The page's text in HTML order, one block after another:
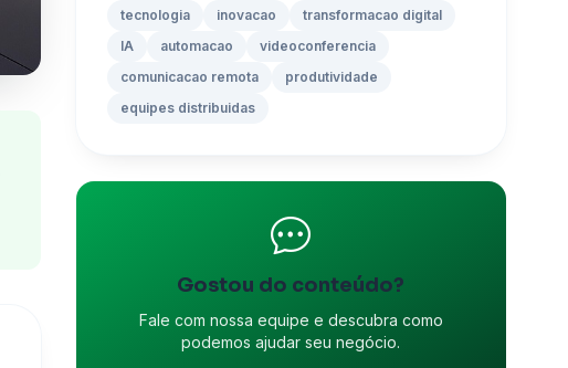
tecnologia inovacao
transformacao digital
IA
automacao
videoconferencia
comunicacao remota
produtividade
equipes distribuidas
Gostou do conteúdo?
Fale com nossa equipe e descubra como
podemos ajudar seu negócio.